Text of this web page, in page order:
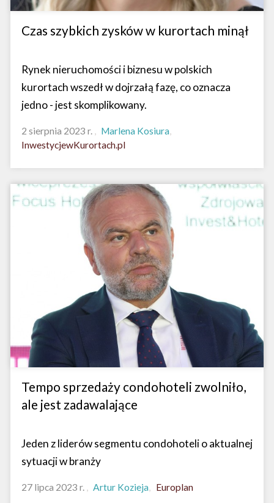
Czas szybkich zysków w kurortach minął
Rynek nieruchomości i biznesu w polskich
kurortach wszedł w dojrzałą fazę, co oznacza
jedno - jest skomplikowany.
2 sierpnia 2023 r.
Marlena Kosiura
InwestycjewKurortach.pl
Tempo sprzedaży condohoteli zwolniło,
ale jest zadawalające
Jeden z liderów segmentu condohoteli o aktualnej
sytuacji w branży
27 lipca 2023 r. Artur Kozieja Europlan